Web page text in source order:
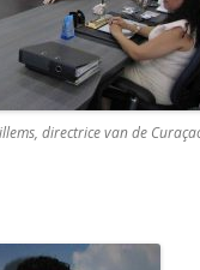
directrice van de